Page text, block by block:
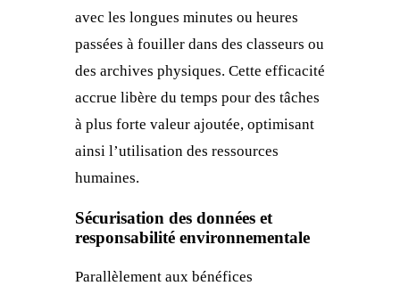
avec les longues minutes ou heures
passées à fouiller dans des classeurs ou
des archives physiques. Cette efficacité
accrue libère du temps pour des tâches
à plus forte valeur ajoutée, optimisant
ainsi l’utilisation des ressources
humaines.
Sécurisation des données et
responsabilité environnementale
Parallèlement aux bénéfices